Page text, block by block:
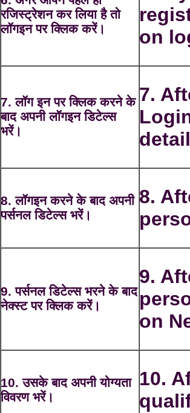
रजिस्ट्रेशन कर लिया है तो
लॉगइन पर क्लिक करें।
on
7. लॉग इन पर क्लिक करने के
बाद अपनी लॉगइन डिटेल्स
भरें।
7.
8. लॉगइन करने के बाद अपनी
पर्सनल डिटेल्स भरें।
8.
9. पर्सनल डिटेल्स भरने के बाद
नेक्स्ट पर क्लिक करें।
9.
on
10. उसके बाद अपनी योग्यता
विवरण भरें।
10.